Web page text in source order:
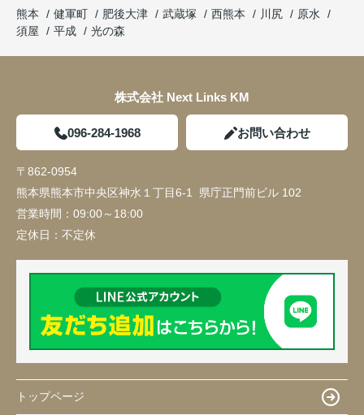
熊本
健軍町 肥後大津 武蔵塚 西熊本 川尻
原水
須屋
平成 光の森
株式会社 Next Links KM
096-284-1968 お問い合わせ
〒862-0954
熊本県熊本市中央区神水１丁目6-1 県庁正門前ビル 102
営業時間： 09:00～18:00
定休日： 不定休
トップページ